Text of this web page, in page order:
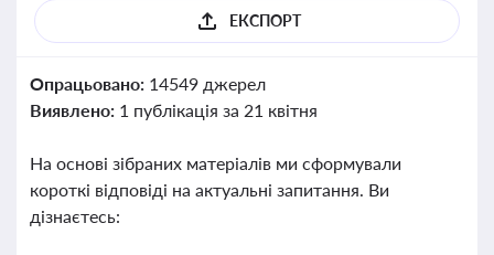
ЕКСПОРТ
Опрацьовано: 14549 джерел
Виявлено: 1 публікація за 21 квітня
На основі зібраних матеріалів ми сформували
короткі відповіді на актуальні запитання. Ви
дізнаєтесь: